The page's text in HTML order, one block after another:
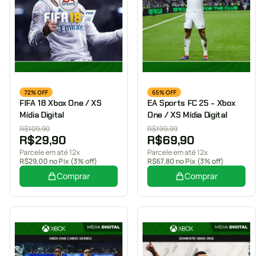
72% OFF
FIFA 18 Xbox One / XS
Mídia Digital
R$109,90
R$29,90
Parcele em até 12x
R$29,00no Pix (3% off)
Comprar
65% OFF
EA Sports FC 25 - Xbox
One / XS Mídia Digital
R$199,99
R$69,90
Parcele em até 12x
R$67,80no Pix (3% off)
Comprar